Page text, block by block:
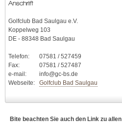
Anschrift
Golfclub Bad Saulgau e.V.
Koppelweg 103
DE - 88348 Bad Saulgau
Telefon:
07581 / 527459
Fax:
07581 / 527487
e-mail:
info@gc-bs.de
Webseite:
Golfclub Bad Saulgau
Bite beachten Sie auch den Link zu allen